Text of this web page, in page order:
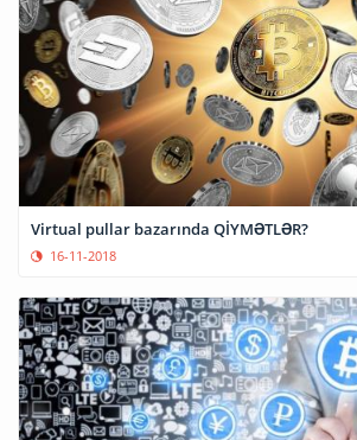
Virtual pullar bazarında QİYMƏTLƏR?
16-11-2018